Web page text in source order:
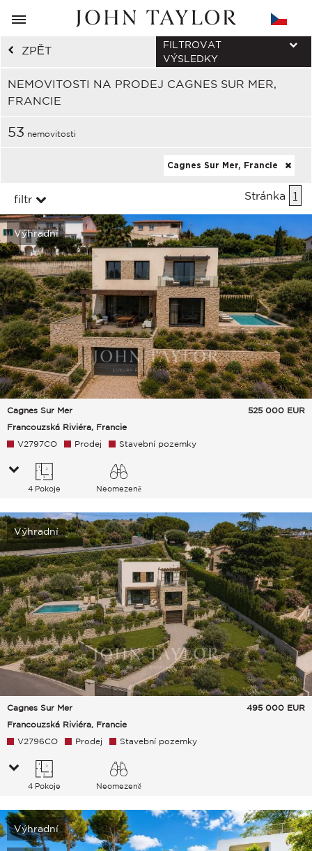
ZPĚT
NEMOVITOSTI NA PRODEJ CAGNES SUR MER,
FRANCIE
FILTROVAT
VÝSLEDKY
53 nemovitosti
Cagnes Sur Mer, Francie
filtr Stránka 1
Výhradní
Cagnes Sur Mer
Francouzská Riviéra, Francie
525 000 EUR
V2797CO Prodej Stavební pozemky
4 Pokoje
Neomezeně
Výhradní
Cagnes Sur Mer
Francouzská Riviéra, Francie
495 000 EUR
V2796CO Prodej Stavební pozemky
4 Pokoje
Neomezeně
Výhradní